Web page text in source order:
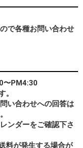
で各種お問い合わせ
〜PM4:30
。
い合わせへの回答は
ンダーをご確認下さ
料が発生する場合が